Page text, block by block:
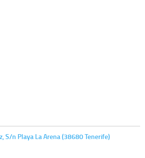
S/n Playa La Arena (38680 Tenerife)